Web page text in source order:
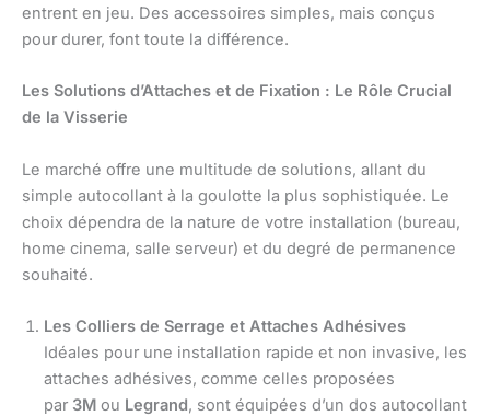
entrent en jeu. Des accessoires simples, mais conçus
pour durer, font toute la différence.
Les Solutions d’Attaches et de Fixation : Le Rôle Crucial
de la Visserie
Le marché offre une multitude de solutions, allant du
simple autocollant à la goulotte la plus sophistiquée. Le
choix dépendra de la nature de votre installation (bureau,
home cinema, salle serveur) et du degré de permanence
souhaité.
Les Colliers de Serrage et Attaches Adhésives
Idéales pour une installation rapide et non invasive, les
attaches adhésives, comme celles proposées
par 3M ou Legrand, sont équipées d’un dos autocollant